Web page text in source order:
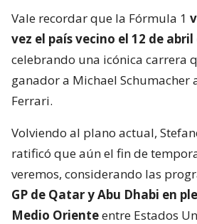
Vale recordar que la Fórmula 1
vez el país vecino el 12 de abril
celebrando una icónica carrera
ganador a Michael Schumacher
Ferrari.
Volviendo al plano actual,
ratificó que aún el fin de
veremos, considerando las
GP de Qatar y Abu Dhabi en
Medio Orienteentre Estados